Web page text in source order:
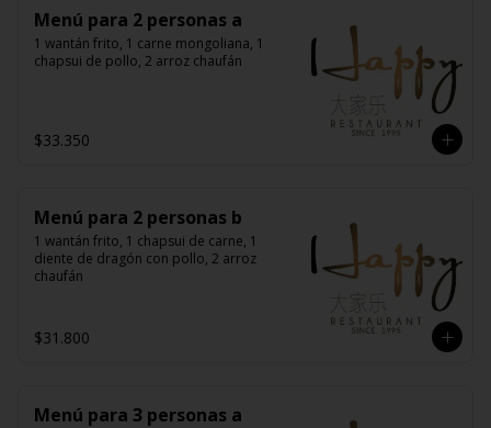
Menú para 2 personas a
1 wantán frito, 1 carne mongoliana, 1
chapsui de pollo, 2 arroz chaufán
$33.350
Menú para 2 personas b
1 wantán frito, 1 chapsui de carne, 1
diente de dragón con pollo, 2 arroz
chaufán
$31.800
Menú para 3 personas a